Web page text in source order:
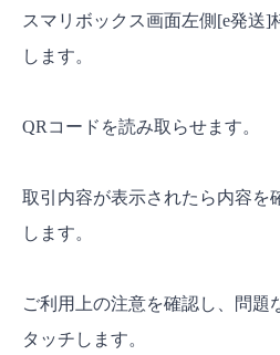
スマリボックス画面左側[e発送]
します。
QRコードを読み取らせます。
取引内容が表示されたら内容を
します。
ご利用上の注意を確認し、問題
タッチします。